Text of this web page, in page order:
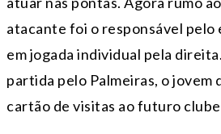
atacante foi o responsável pelo
em jogada individual pela
partida pelo Palmeiras, o jovem
cartão de visitas ao futuro